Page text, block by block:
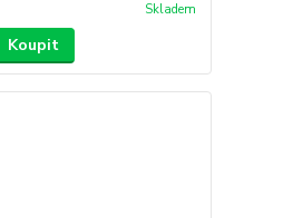
Skladem
Koupit